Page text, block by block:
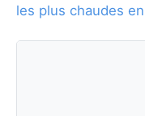
les plus chaudes